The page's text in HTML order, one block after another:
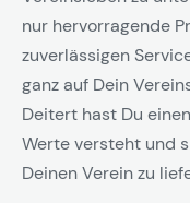
nur hervorragende
zuverlässigen
ganz auf Dein
Deitert hast Du
Werte versteht und
Deinen Verein zu